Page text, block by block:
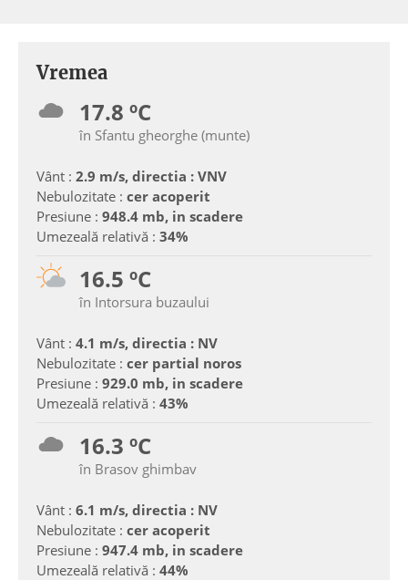
Vremea
17.8 ºC
în Sfantu gheorghe (munte)
Vânt : 2.9 m/s, directia : VNV
Nebulozitate : cer acoperit
Presiune : 948.4 mb, in scadere
Umezeală relativă : 34%
16.5 ºC
în Intorsura buzaului
Vânt : 4.1 m/s, directia : NV
Nebulozitate : cer partial noros
Presiune : 929.0 mb, in scadere
Umezeală relativă : 43%
16.3 ºC
în Brasov ghimbav
Vânt : 6.1 m/s, directia : NV
Nebulozitate : cer acoperit
Presiune : 947.4 mb, in scadere
Umezeală relativă : 44%